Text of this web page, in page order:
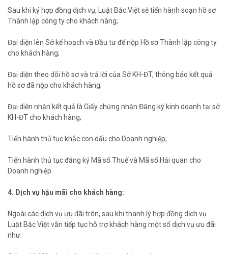
Sau khi ký hợp đồng dịch vụ, Luật Bắc Việt sẽ tiến hành soạn hồ sơ
Thành lập công ty cho khách hàng;
Đại diện lên Sở kế hoạch và Đầu tư để nộp Hồ sơ Thành lập công ty
cho khách hàng;
Đại diện theo dõi hồ sơ và trả lời của Sở KH-ĐT, thông báo kết quả
hồ sơ đã nộp cho khách hàng;
Đại diện nhận kết quả là Giấy chứng nhận Đăng ký kinh doanh tại sở
KH-ĐT cho khách hàng;
Tiến hành thủ tục khắc con dấu cho Doanh nghiệp;
Tiến hành thủ tục đăng ký Mã số Thuế và Mã số Hải quan cho
Doanh nghiệp.
4. Dịch vụ hậu mãi cho khách hàng:
Ngoài các dịch vụ ưu đãi trên, sau khi thanh lý hợp đồng dịch vụ
Luật Bắc Việt vẫn tiếp tục hỗ trợ khách hàng một số dịch vụ ưu đãi
như: